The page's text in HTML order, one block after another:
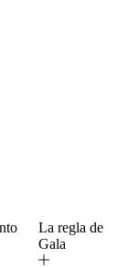
La regla de
Gala